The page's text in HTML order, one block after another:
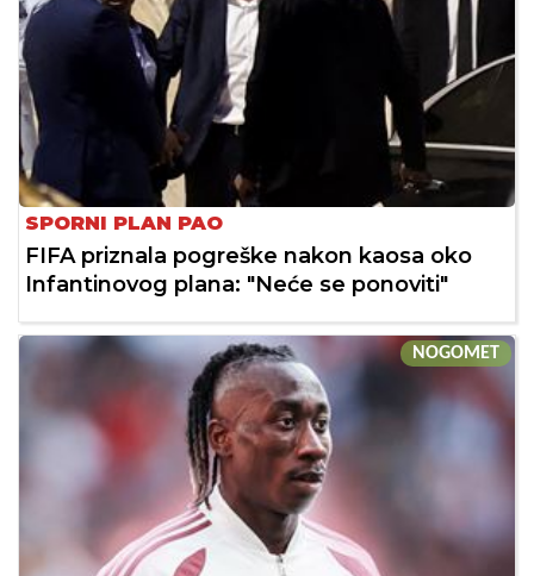
SPORNI PLAN PAO
FIFA priznala pogreške nakon kaosa oko
Infantinovog plana: "Neće se ponoviti"
NOGOMET